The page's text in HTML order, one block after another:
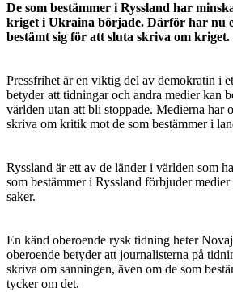
De som bestämmer i Ryssland har
kriget i Ukraina började. Därför har nu
bestämt sig för att sluta skriva om kriget.
Pressfrihet är en viktig del av demokratin i
betyder att tidningar och andra medier kan
världen utan att bli stoppade. Medierna har
skriva om kritik mot de som bestämmer i
Ryssland är ett av de länder i världen som
som bestämmer i Ryssland förbjuder
saker.
En känd oberoende rysk tidning heter
oberoende betyder att journalisterna på
skriva om sanningen, även om de som
tycker om det.